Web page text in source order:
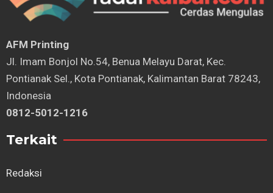
AFM Printing
⁠Jl. Imam Bonjol No.54, Benua Melayu Darat, Kec.
Pontianak Sel., Kota Pontianak, Kalimantan Barat 78243,
Indonesia
0812-5012-1216
Terkait
Redaksi